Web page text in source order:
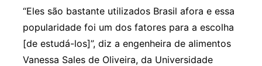
“Eles são bastante utilizados Brasil afora e essa
popularidade foi um dos fatores para a escolha
[de estudá-los]”, diz a engenheira de alimentos
Vanessa Sales de Oliveira, da Universidade